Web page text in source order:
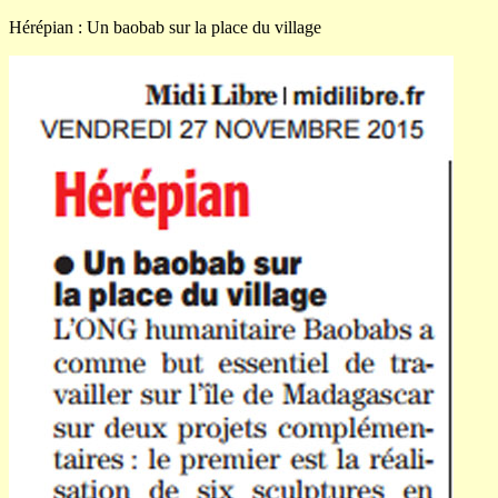
Hérépian : Un baobab sur la place du village